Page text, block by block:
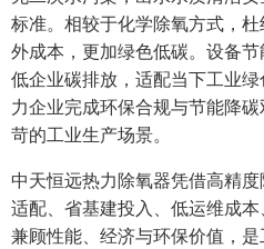
标准。相较于化学除氧方式，
外成本，更加绿色低碳。设备
低企业碳排放，适配当下工业
力企业完成环保合规与节能降
苛的工业生产场景。
中天恒远热力除氧器凭借高精
适配、省基建投入、低运维成
兼顾性能、经济与环保价值，